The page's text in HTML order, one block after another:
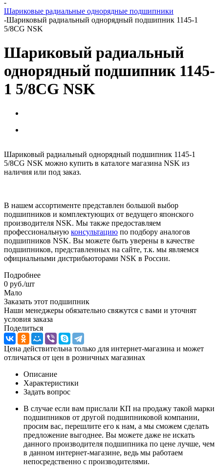
-
Шариковые радиальные однорядные подшипники
-Шариковый радиальный однорядный подшипник 1145-1
5/8CG NSK
Шариковый радиальный
однорядный подшипник 1145-
1 5/8CG NSK
Шариковый радиальный однорядный подшипник 1145-1
5/8CG NSK можно купить в каталоге магазина NSK из
наличия или под заказ.
В нашем ассортименте представлен большой выбор
подшипников и комплектующих от ведущего японского
производителя NSK. Мы также предоставляем
профессиональную консультацию по подбору аналогов
подшипников NSK. Вы можете быть уверены в качестве
подшипников, представленных на сайте, т.к. мы являемся
официальными дистрибьюторами NSK в России.
Подробнее
0 руб./шт
Мало
Заказать этот подшипник
Наши менеджеры обязательно свяжутся с вами и уточнят
условия заказа
Поделиться
Цена действительна только для интернет-магазина и может
отличаться от цен в розничных магазинах
Описание
Характеристики
Задать вопрос
В случае если вам прислали КП на продажу такой марки
подшипников от другой подшипниковой компании,
просим вас, перешлите его к нам, а мы сможем сделать
предложение выгоднее. Вы можете даже не искать
данного производителя подшипника по цене лучше, чем
в данном интернет-магазине, ведь мы работаем
непосредственно с производителями.